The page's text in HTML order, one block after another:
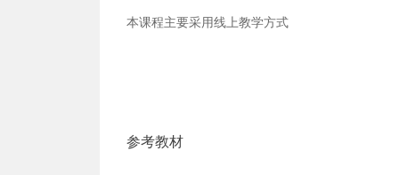
本课程主要采用线上教学方式
参考教材